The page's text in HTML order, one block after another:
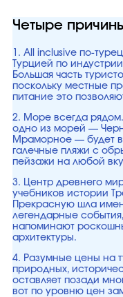
Четыре
1. All inclusive по-
Турцией по
Большая часть
поскольку местные
питание это
2. Море всегда
одно из морей —
Мраморное — будет в
галечные пляжи с
пейзажи на любой
3. Центр древнего
учебников истории
Прекрасную шла
легендарные
напоминают
архитектуры.
4. Разумные цены на
природных,
оставляет позади
вот по уровню цен